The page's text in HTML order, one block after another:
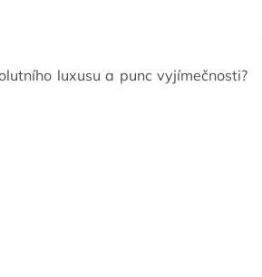
luxusu a punc vyjímečnosti?